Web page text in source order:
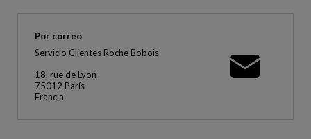
Por correo
Servicio Clientes Roche Bobois
18, rue de Lyon
75012 París
Francia